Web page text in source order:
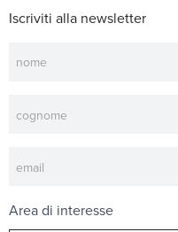
Iscriviti alla newsletter
Area di interesse